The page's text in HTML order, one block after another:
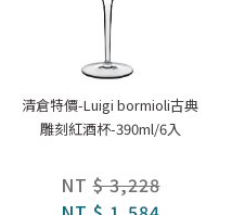
清倉特價-Luigi bormioli古典
雕刻紅酒杯-390ml/6入
NT $ 3,228